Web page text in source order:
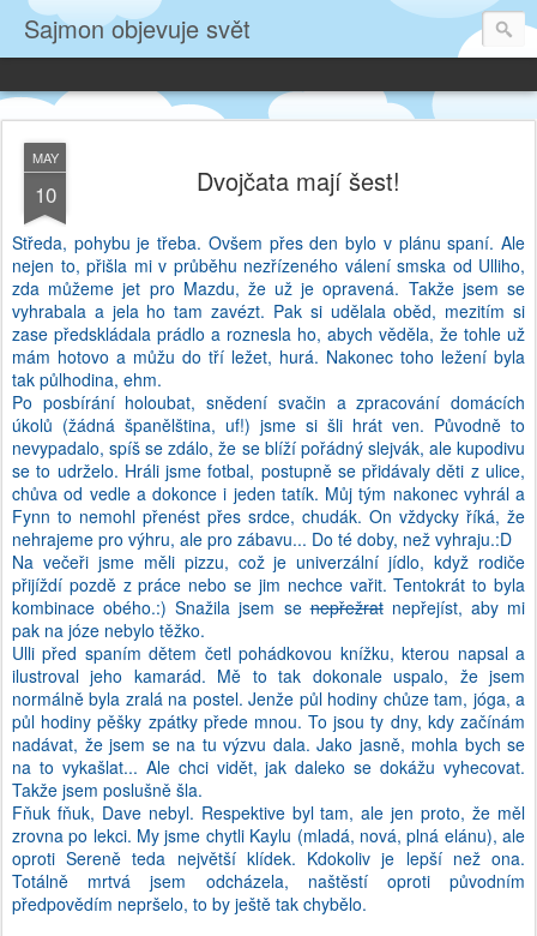
Sajmon objevuje svět
MAY
10 Dvojčata mají šest!
Středa, pohybu je třeba. Ovšem přes den bylo v plánu spaní. Ale
nejen to, přišla mi v průběhu nezřízeného válení smska od Ulliho,
zda můžeme jet pro Mazdu, že už je opravená. Takže jsem se
vyhrabala a jela ho tam zavézt. Pak si udělala oběd, mezitím si
zase předskládala prádlo a roznesla ho, abych věděla, že tohle už
mám hotovo a můžu do tří ležet, hurá. Nakonec toho ležení byla
tak půlhodina, ehm.
Po posbírání holoubat, snědení svačin a zpracování domácích
úkolů (žádná španělština, uf!) jsme si šli hrát ven. Původně to
nevypadalo, spíš se zdálo, že se blíží pořádný slejvák, ale kupodivu
se to udrželo. Hráli jsme fotbal, postupně se přidávaly děti z ulice,
chůva od vedle a dokonce i jeden tatík. Můj tým nakonec vyhrál a
Fynn to nemohl přenést přes srdce, chudák. On vždycky říká, že
nehrajeme pro výhru, ale pro zábavu... Do té doby, než vyhraju.:D
Na večeři jsme měli pizzu, což je univerzální jídlo, když rodiče
přijíždí pozdě z práce nebo se jim nechce vařit. Tentokrát to byla
kombinace obého.:) Snažila jsem senepřežratnepřejíst, aby mi
pak na józe nebylo těžko.
Ulli před spaním dětem četl pohádkovou knížku, kterou napsal a
ilustroval jeho kamarád. Mě to tak dokonale uspalo, že jsem
normálně byla zralá na postel. Jenže půl hodiny chůze tam, jóga, a
půl hodiny pěšky zpátky přede mnou. To jsou ty dny, kdy začínám
nadávat, že jsem se na tu výzvu dala. Jako jasně, mohla bych se
na to vykašlat... Ale chci vidět, jak daleko se dokážu vyhecovat.
Takže jsem poslušně šla.
Fňuk fňuk, Dave nebyl. Respektive byl tam, ale jen proto, že měl
zrovna po lekci. My jsme chytli Kaylu (mladá, nová, plná elánu), ale
oproti Sereně teda největší klídek. Kdokoliv je lepší než ona.
Totálně mrtvá jsem odcházela, naštěstí oproti původním
předpovědím nepršelo, to by ještě tak chybělo.